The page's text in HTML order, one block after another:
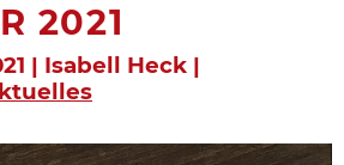
2021
| Isabell Heck |